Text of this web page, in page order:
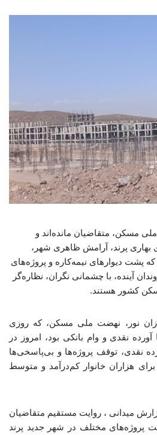
مسکن، متقاضیان مانده‌اند و
بهاری پرند، آرامش ظاهری شهر،
پشت دیوارهای نیمه‌کاره و پروژه‌های
آینده، با چشمانی نگران، نظاره‌گر
کشور هستند.
نور، نهضت ملی مسکن، که روزی
نقدی و وام بانکی بود، امروز در
نقدی، توقف پروژه‌ها و بی‌پاسخی‌ها
هزاران خانوار کم‌درآمد و متوسط
میدانی ، روایت مستقیم متقاضیان
مختلف در شهر جدید پرند